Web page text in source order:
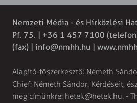
Nemzeti Média - és Hírközlési
Pf. 75. | +36 1 457 7100
(fax) | info@nmhh.hu |
Alapító-főszerkesztő: Németh
Chief: Németh Sándor. Kérdéseit,
meg címünkre: hetek@hetek.hu. -